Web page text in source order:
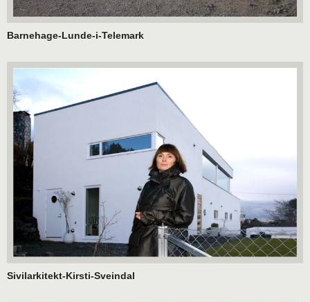
Barnehage-Lunde-i-Telemark
Sivilarkitekt-Kirsti-Sveindal